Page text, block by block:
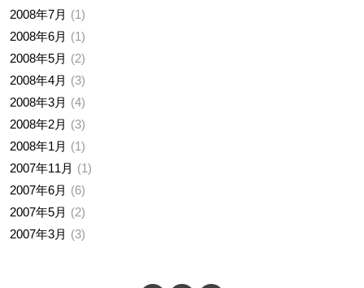
2008年7月
1
2008年6月
1
2008年5月
2
2008年4月
3
2008年3月
4
2008年2月
3
2008年1月
1
2007年11月
1
2007年6月
6
2007年5月
2
2007年3月
3